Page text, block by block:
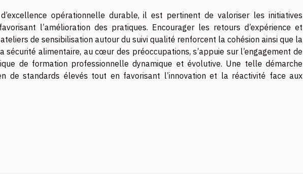
opérationnelle durable, il est pertinent de valoriser les initiatives
l’amélioration des pratiques. Encourager les retours d’expérience et
de sensibilisation autour du suivi qualité renforcent la cohésion ainsi que la
sécurité alimentaire, au cœur des préoccupations, s’appuie sur l’engagement de
de formation professionnelle dynamique et évolutive. Une telle démarche
de standards élevés tout en favorisant l’innovation et la réactivité face aux